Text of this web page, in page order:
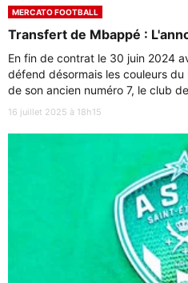
MERCATO FOOTBALL
Transfert de Mbappé :
En fin de contrat le 30 juin 2024
défend désormais les couleurs
de son ancien numéro 7, le club
16 juillet 2025 à 18h15